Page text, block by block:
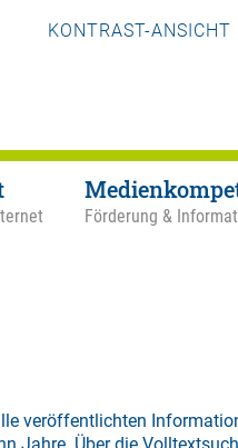
KONTRAST-ANSICHT
Förderung &
veröffentlichten